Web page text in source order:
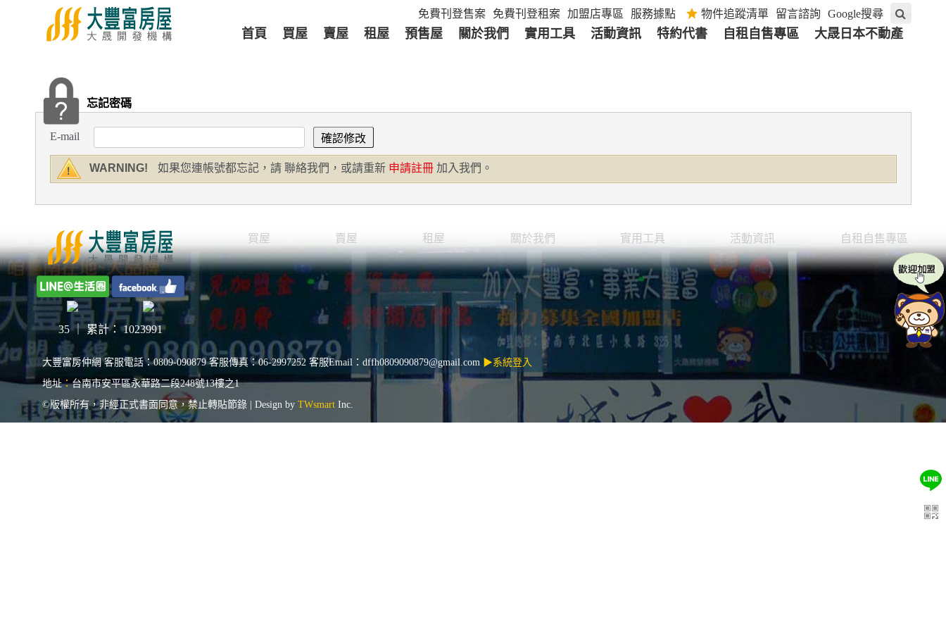
免費刊登售案 免費刊登租案 加盟店專區 服務據點 物件追蹤清單 留言諮詢 Google搜尋
首頁 買屋 賣屋 租屋 預售屋 關於我們 實用工具 活動資訊 特約代書 自租自售專區 大晟日本不動產
忘記密碼
E-mail
WARNING! 如果您連帳號都忘記，請 聯絡我們，或請重新申請註冊加入我們。
買屋 賣屋 租屋 關於我們 實用工具 活動資訊 自租自售專區
35｜ 累計：1023991
大豐富房仲網 客服電話：0809-090879 客服傳真：06-2997252 客服Email：dffh0809090879@gmail.com ▶系統登入
地址：台南市安平區永華路二段248號13樓之1
©版權所有，非經正式書面同意，禁止轉貼節錄 | Design by TWsmartInc.